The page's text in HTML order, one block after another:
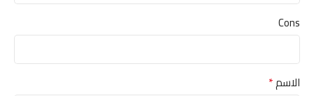
Cons
الاسم*